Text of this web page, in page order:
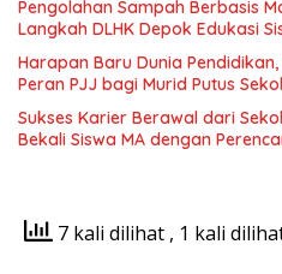
Pengolahan Sampah Berbasis
Langkah DLHK Depok Edukasi
Harapan Baru Dunia
Peran PJJ bagi Murid Putus
Sukses Karier Berawal dari
Bekali Siswa MA dengan
7 kali dilihat , 1 kali